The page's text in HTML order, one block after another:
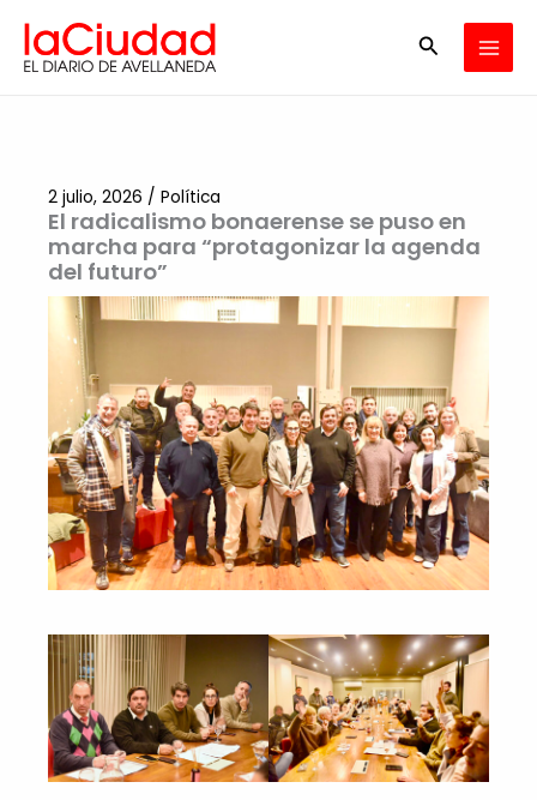
contenido
Buscar
El radicalismo bonaerense se puso en
marcha para “protagonizar la agenda
del futuro”
2 julio, 2026 / Política